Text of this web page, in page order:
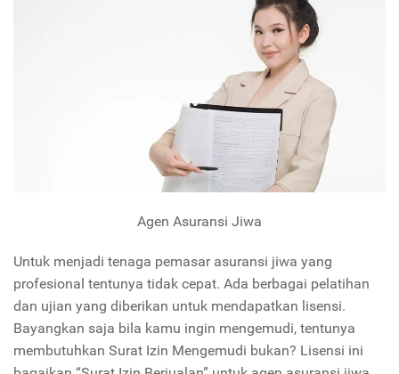
Agen Asuransi Jiwa
Untuk menjadi tenaga pemasar asuransi jiwa yang
profesional tentunya tidak cepat. Ada berbagai pelatihan
dan ujian yang diberikan untuk mendapatkan lisensi.
Bayangkan saja bila kamu ingin mengemudi, tentunya
membutuhkan Surat Izin Mengemudi bukan? Lisensi ini